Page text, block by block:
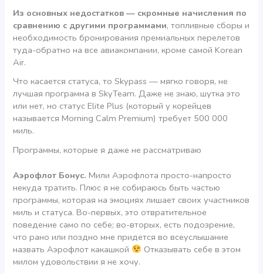
Из основных недостатков — скромные начисления по
сравнению с другими программами, топливные сборы и
необходимость бронирования премиальных перелетов
туда-обратно на все авиакомпании, кроме самой Korean
Air.
Что касается статуса, то Skypass — мягко говоря, не
лучшая программа в SkyTeam. Даже не знаю, шутка это
или нет, но статус Elite Plus (который у корейцев
называется Morning Calm Premium) требует 500 000
миль.
Программы, которые я даже не рассматриваю
Аэрофлот Бонус. Мили Аэрофлота просто-напросто
некуда тратить. Плюс я не собираюсь быть частью
программы, которая на эмоциях лишает своих участников
миль и статуса. Во-первых, это отвратительное
поведение само по себе; во-вторых, есть подозрение,
что рано или поздно мне придется во всеуслышание
назвать Аэрофлот какашкой
Отказывать себе в этом
милом удовольствии я не хочу.